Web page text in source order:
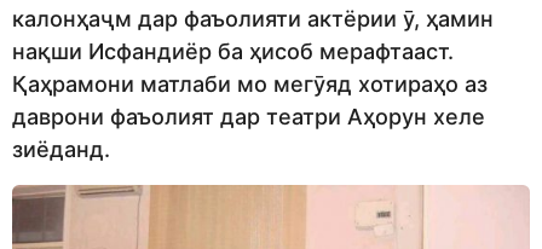
калонҳаҷм дар фаъолияти актёрии ӯ, ҳамин
нақши Исфандиёр ба ҳисоб мерафтааст.
Қаҳрамони матлаби мо мегӯяд хотираҳо аз
даврони фаъолият дар театри Аҳорун хеле
зиёданд.